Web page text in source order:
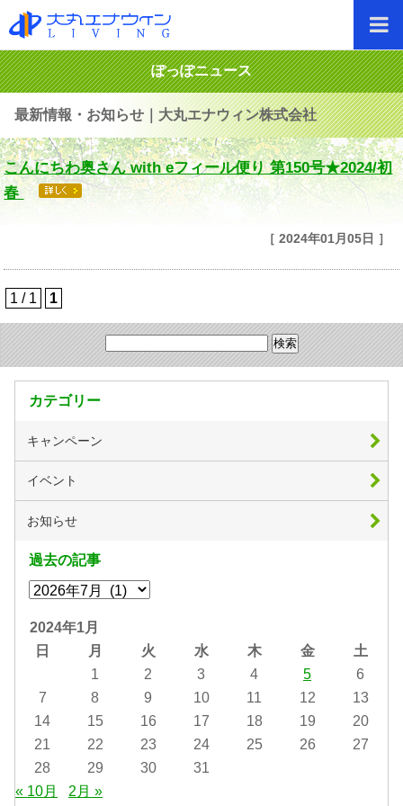
ぽっぽニュース
最新情報・お知らせ｜大丸エナウィン株式会社
こんにちわ奥さん with eフィール便り 第150号★2024/初
春
［ 2024年01月05日 ］
1 / 1 1
カテゴリー
キャンペーン
イベント
お知らせ
過去の記事
2024年1月
日
月 火 水 木 金
土
1
2 3 4 5
6
7
8 9 10 11 12
13
14
15 16 17 18 19
20
21
22 23 24 25 26
27
28
29 30
31
« 10月
2月 »